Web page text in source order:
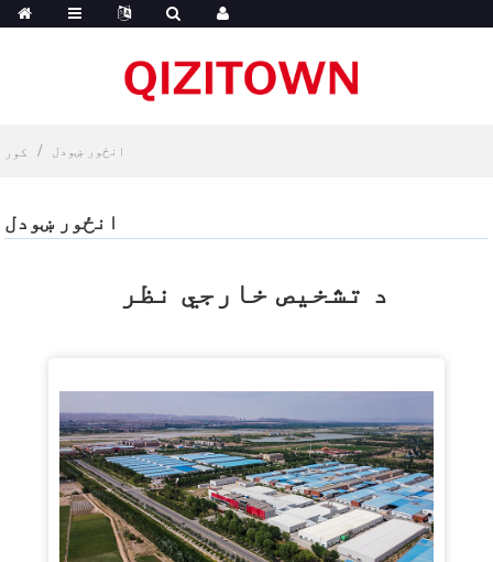
کور انځور ښودل
انځور ښودل
د تشخیص خارجي نظر